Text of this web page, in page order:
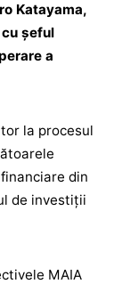
Katayama,
șeful
a
la procesul
din
de investiții
MAIA